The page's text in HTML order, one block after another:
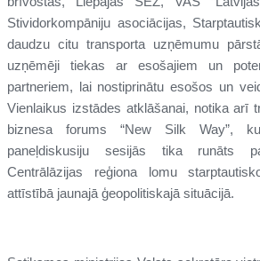
Stividorkompāniju asociācijas,
daudzu citu transporta uzņēmumu
uzņēmēji tiekas ar esošajiem un
partneriem, lai nostiprinātu esošos un
Vienlaikus izstādes atklāšanai, notika arī
biznesa forums “New Silk Way”,
paneļdiskusiju sesijās tika runāts
Centrālāzijas reģiona lomu
attīstībā jaunajā ģeopolitiskajā situācijā.